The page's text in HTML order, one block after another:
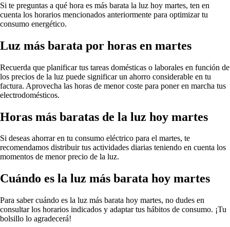
Si te preguntas a qué hora es más barata la luz hoy martes, ten en
cuenta los horarios mencionados anteriormente para optimizar tu
consumo energético.
Luz más barata por horas en martes
Recuerda que planificar tus tareas domésticas o laborales en función de
los precios de la luz puede significar un ahorro considerable en tu
factura. Aprovecha las horas de menor coste para poner en marcha tus
electrodomésticos.
Horas más baratas de la luz hoy martes
Si deseas ahorrar en tu consumo eléctrico para el martes, te
recomendamos distribuir tus actividades diarias teniendo en cuenta los
momentos de menor precio de la luz.
Cuándo es la luz más barata hoy martes
Para saber cuándo es la luz más barata hoy martes, no dudes en
consultar los horarios indicados y adaptar tus hábitos de consumo. ¡Tu
bolsillo lo agradecerá!